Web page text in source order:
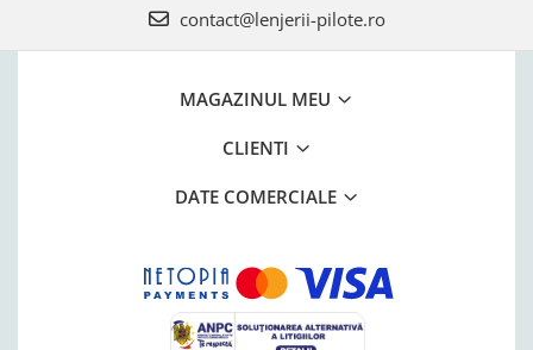
contact@lenjerii-pilote.ro
MAGAZINUL MEU
CLIENTI
DATE COMERCIALE